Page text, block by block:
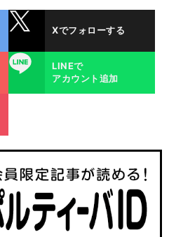
Xでフォローする
LINEで
アカウント追加